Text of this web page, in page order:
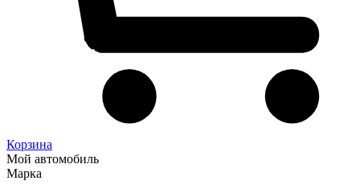
Корзина
Мой автомобиль
Марка